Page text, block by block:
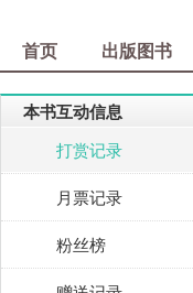
首页 出版图书
本书互动信息
打赏记录
月票记录
粉丝榜